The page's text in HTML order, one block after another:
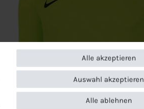
Alle akzeptieren
Alle ablehnen
Auswahl akzeptieren